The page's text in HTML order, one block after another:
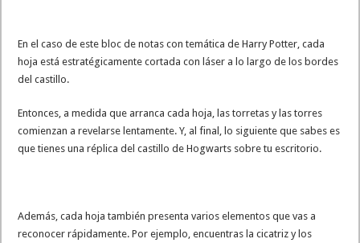
En el caso de este bloc de notas con temática de Harry Potter, cada
hoja está estratégicamente cortada con láser a lo largo de los bordes
del castillo.
Entonces, a medida que arranca cada hoja, las torretas y las torres
comienzan a revelarse lentamente. Y, al final, lo siguiente que sabes es
que tienes una réplica del castillo de Hogwarts sobre tu escritorio.
Además, cada hoja también presenta varios elementos que vas a
reconocer rápidamente. Por ejemplo, encuentras la cicatriz y los